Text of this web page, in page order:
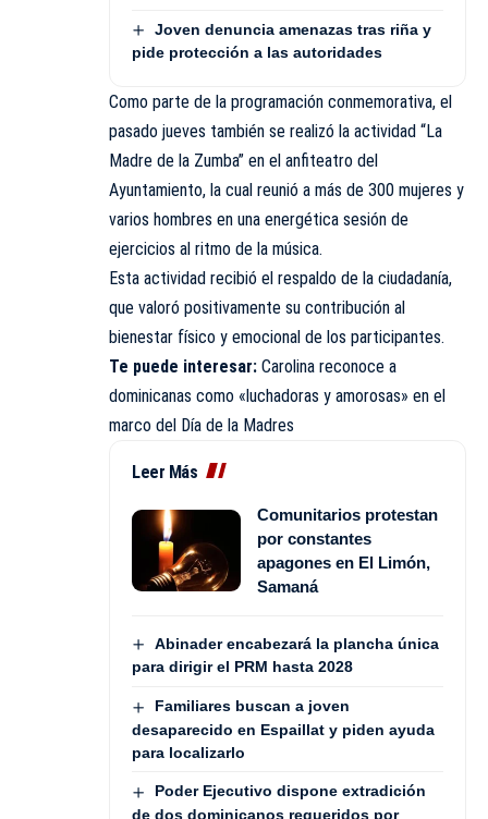
Joven denuncia amenazas tras riña y
pide protección a las autoridades
Como parte de la programación conmemorativa, el
pasado jueves también se realizó la actividad “La
Madre de la Zumba” en el anfiteatro del
Ayuntamiento, la cual reunió a más de 300 mujeres y
varios hombres en una energética sesión de
ejercicios al ritmo de la música.
Esta actividad recibió el respaldo de la ciudadanía,
que valoró positivamente su contribución al
bienestar físico y emocional de los participantes.
Te puede interesar: Carolina reconoce a
dominicanas como «luchadoras y amorosas» en el
marco del Día de la Madres
Leer Más
Comunitarios protestan
por constantes
apagones en El Limón,
Samaná
Abinader encabezará la plancha única
para dirigir el PRM hasta 2028
Familiares buscan a joven
desaparecido en Espaillat y piden ayuda
para localizarlo
Poder Ejecutivo dispone extradición
de dos dominicanos requeridos por